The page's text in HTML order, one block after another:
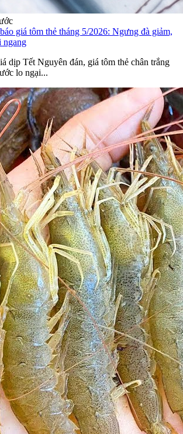
giá tôm thẻ tháng 5/2026: Ngưng đà giảm,
ngang
dịp Tết Nguyên đán, giá tôm thẻ chân trắng
lo ngại...